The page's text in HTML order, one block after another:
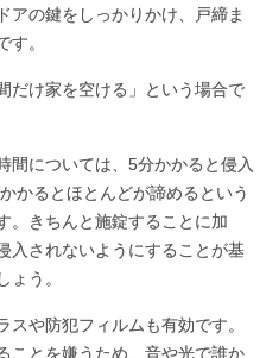
アの鍵をしっかりかけ、戸締ま
す。
だけ家を空ける」という場合で
間については、5分かかると侵入
かるとほとんどが諦めるという
。きちんと施錠することに加
入されないようにすることが基
ょう。
や防犯フィルムも有効です。
ことを嫌うため、音や光で誰か